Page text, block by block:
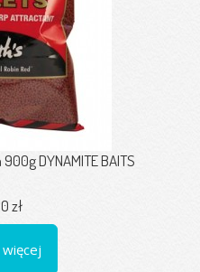
900g DYNAMITE BAITS
zł